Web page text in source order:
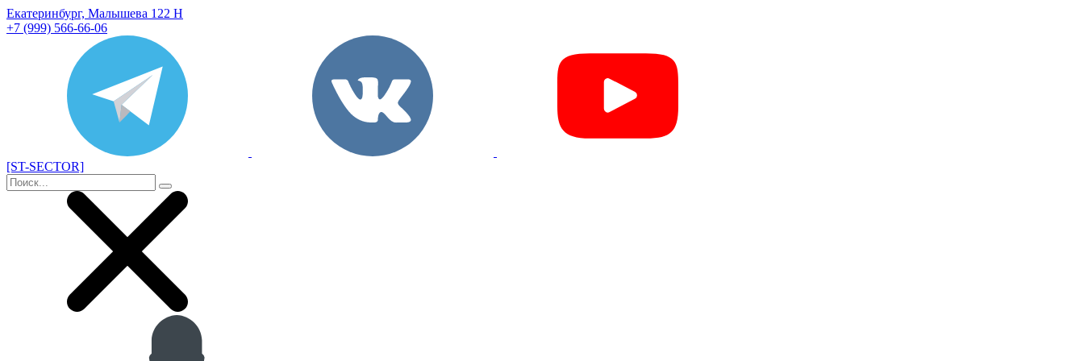
Екатеринбург, Малышева 122 Н
+7 (999) 566-66-06
[ST-SECTOR]